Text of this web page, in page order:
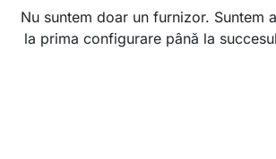
Nu suntem doar un furnizor. Suntem
la prima configurare până la